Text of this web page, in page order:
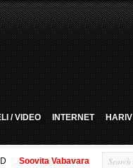
/ VIDEO INTERNET HARIV
Soovita Vabavara